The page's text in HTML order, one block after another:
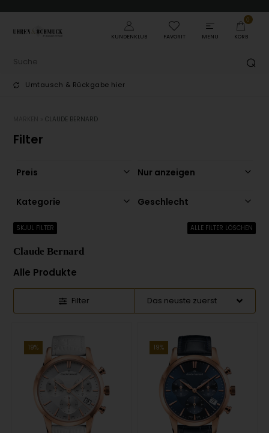
KUNDENKLUB FAVORIT MENU
0
KORB
Umtausch & Rückgabe hier
»CLAUDE BERNARD
Filter
Preis Nur anzeigen
Kategorie Geschlecht
SKJUL FILTER ALLE FILTER LÖSCHEN
Claude Bernard
Alle Produkte
Filter
19% 19%